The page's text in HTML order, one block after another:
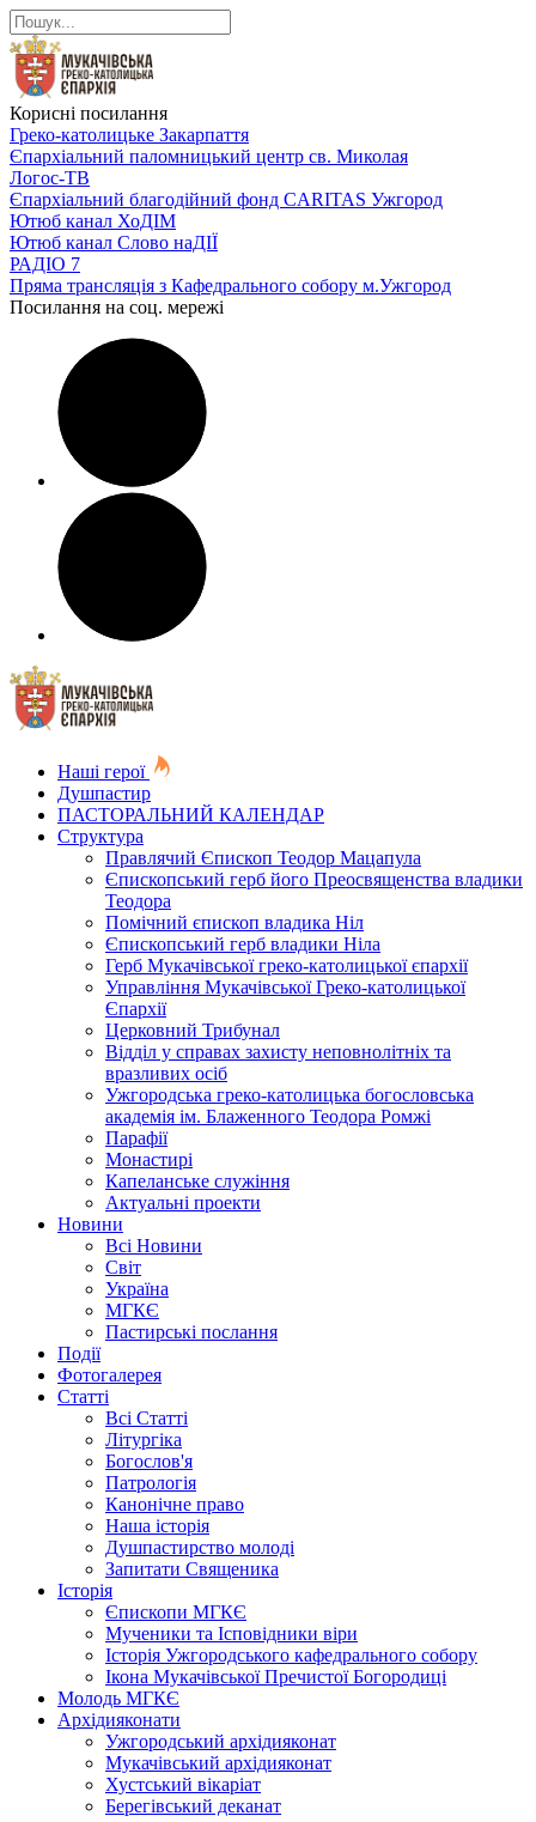
Корисні посилання
Греко-католицьке Закарпаття
Єпархіальний паломницький центр св. Миколая
Логос-ТВ
Єпархіальний благодійний фонд CARITAS Ужгород
Ютюб канал ХоДІМ
Ютюб канал Слово наДІЇ
РАДІО 7
Пряма трансляція з Кафедрального собору м.Ужгород
Посилання на соц. мережі
Наші герої
Душпастир
ПАСТОРАЛЬНИЙ КАЛЕНДАР
Структура
Правлячий Єпископ Теодор Мацапула
Єпископський герб його Преосвященства владики
Теодора
Помічний єпископ владика Ніл
Єпископський герб владики Ніла
Герб Мукачівської греко-католицької єпархії
Управління Мукачівської Греко-католицької
Єпархії
Церковний Трибунал
Відділ у справах захисту неповнолітніх та
вразливих осіб
Ужгородська греко-католицька богословська
академія ім. Блаженного Теодора Ромжі
Парафії
Монастирі
Капеланське служіння
Актуальні проекти
Новини
Всі Новини
Світ
Україна
МГКЄ
Пастирські послання
Події
Фотогалерея
Статті
Всі Статті
Літургіка
Богослов'я
Патрологія
Канонічне право
Наша історія
Душпастирство молоді
Запитати Священика
Історія
Єпископи МГКЄ
Мученики та Ісповідники віри
Історія Ужгородського кафедрального собору
Ікона Мукачівської Пречистої Богородиці
Молодь МГКЄ
Архідияконати
Ужгородський архідияконат
Мукачівський архідияконат
Хустський вікаріат
Берегівський деканат